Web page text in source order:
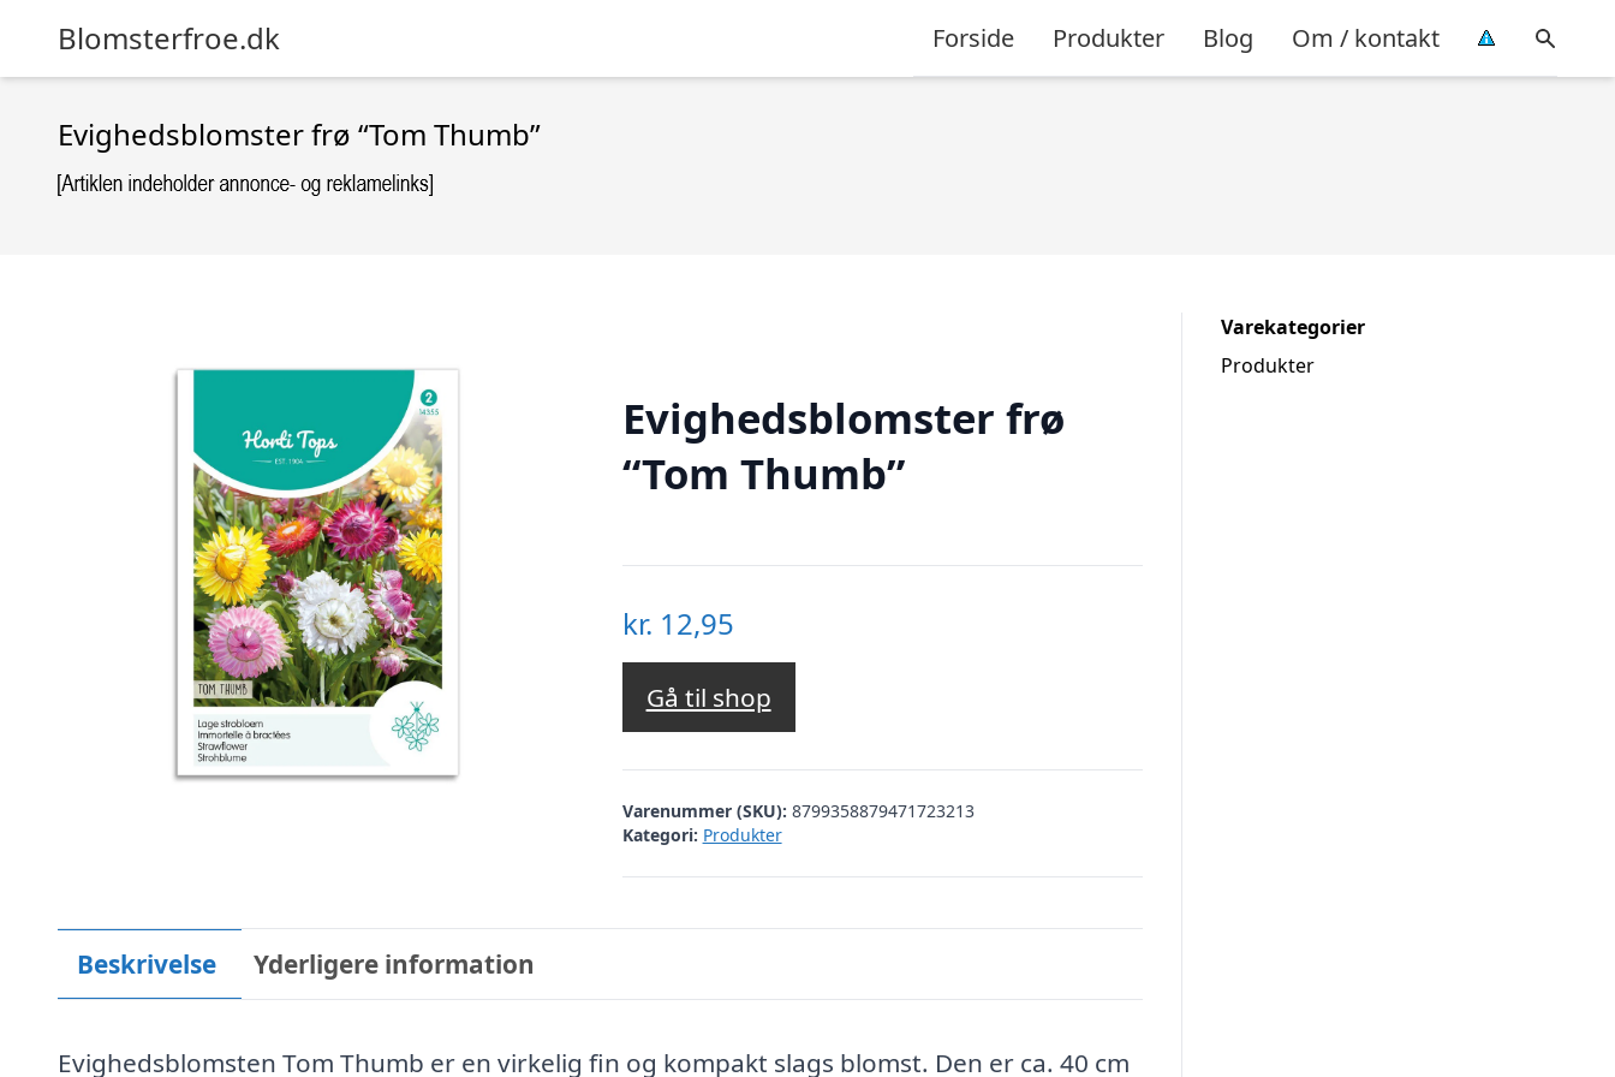
Blomsterfroe.dk Forside Produkter Blog Om / kontakt
Evighedsblomster frø “Tom Thumb”
Evighedsblomster frø
“Tom Thumb”
kr. 12,95
Gå til shop
Varenummer (SKU): 8799358879471723213
Kategori: Produkter
Beskrivelse Yderligere information
Evighedsblomsten Tom Thumb er en virkelig fin og kompakt slags blomst. Den er ca. 40 cm
Varekategorier
Produkter